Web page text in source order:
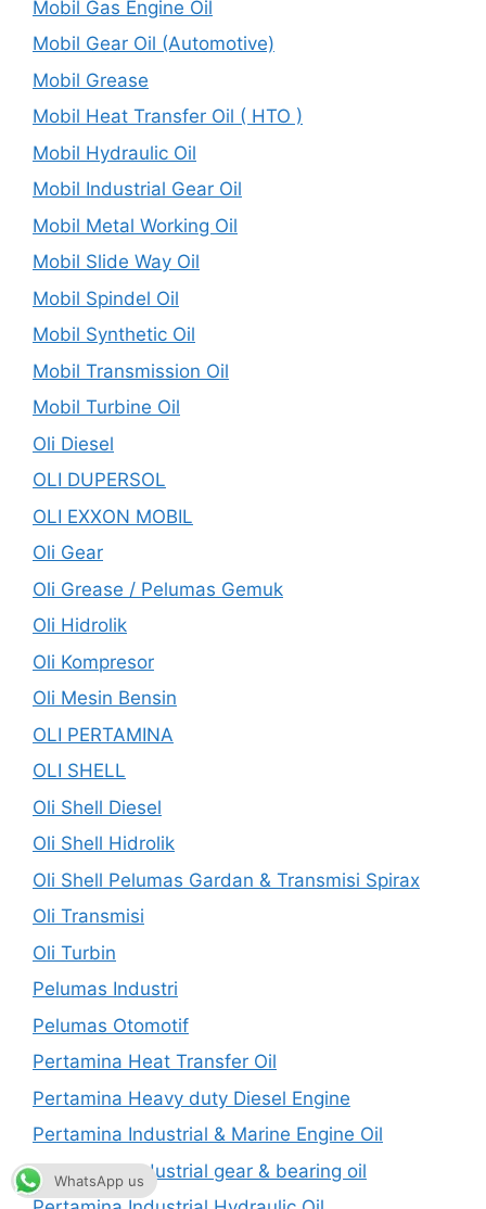
Mobil Gas Engine Oil
Mobil Gear Oil (Automotive)
Mobil Grease
Mobil Heat Transfer Oil ( HTO )
Mobil Hydraulic Oil
Mobil Industrial Gear Oil
Mobil Metal Working Oil
Mobil Slide Way Oil
Mobil Spindel Oil
Mobil Synthetic Oil
Mobil Transmission Oil
Mobil Turbine Oil
Oli Diesel
OLI DUPERSOL
OLI EXXON MOBIL
Oli Gear
Oli Grease / Pelumas Gemuk
Oli Hidrolik
Oli Kompresor
Oli Mesin Bensin
OLI PERTAMINA
OLI SHELL
Oli Shell Diesel
Oli Shell Hidrolik
Oli Shell Pelumas Gardan & Transmisi Spirax
Oli Transmisi
Oli Turbin
Pelumas Industri
Pelumas Otomotif
Pertamina Heat Transfer Oil
Pertamina Heavy duty Diesel Engine
Pertamina Industrial & Marine Engine Oil
Pertamina Industrial gear & bearing oil
WhatsApp us